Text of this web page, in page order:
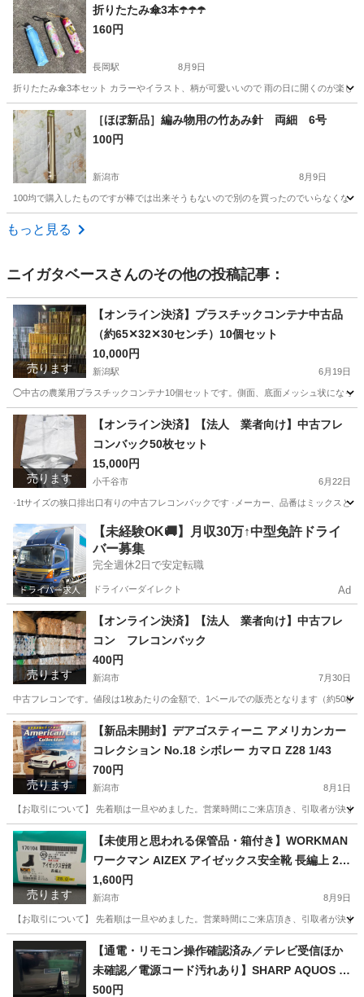
新潟 新潟市 家庭用品
折りたたみ傘3本☂️☂️☂️
160円
長岡駅 8月9日
折りたたみ傘3本セット カラーやイラスト、柄が可愛いいので 雨の日に開くのが楽し
新潟 長岡市 長岡駅 その他
［ほぼ新品］編み物用の竹あみ針 両細 6号
100円
新潟市 8月9日
100均で購入したものですが棒では出来そうもないので別のを買ったのでいらなくな
新潟 新潟市
もっと見る
ニイガタベースさんのその他の投稿記事：
売ります
【オンライン決済】プラスチックコンテナ中古品
（約65✕32✕30センチ）10個セット
10,000円
新潟駅 6月19日
◯中古の農業用プラスチックコンテナ10個セットです。側面、底面メッシュ状になっ
新潟 新潟市 新潟駅 収納家具
売ります
【オンライン決済】【法人 業者向け】中古フレ
コンバック50枚セット
15,000円
小千谷市 6月22日
·1tサイズの狭口排出口有りの中古フレコンバックです ·メーカー、品番はミックスと
新潟 小千谷市 その他 フレコンバック
【未経験OK🚚】月収30万↑中型免許ドライ
バー募集
完全週休2日で安定転職
ドライバーダイレクト Ad
売ります
【オンライン決済】【法人 業者向け】中古フレ
コン フレコンバック
400円
新潟市 7月30日
中古フレコンです。値段は1枚あたりの金額で、1ベールでの販売となります（約50
新潟 新潟市 その他 フレコン
売ります
【新品未開封】デアゴスティーニ アメリカンカー
コレクション No.18 シボレー カマロ Z28 1/43
700円
新潟市 8月1日
【お取引について】 先着順は一旦やめました。営業時間にご来店頂き、引取者が決
新潟 新潟市 ミニカー カマロ
売ります
【未使用と思われる保管品・箱付き】WORKMAN
ワークマン AIZEX アイゼックス安全靴 長編上 28.
0cm EEE ブラック 牛革 本革 JIS T8101 革製S種
合成ゴム底 編み上げ 紐タイプ ハイカット セーフ
ティブーツ 作業靴 工事 建設 工場 現場 52301-32
1,600円
新潟市 8月9日
【お取引について】 先着順は一旦やめました。営業時間にご来店頂き、引取者が決
新潟 新潟市 靴 本革
【通電・リモコン操作確認済み／テレビ受信ほか
未確認／電源コード汚れあり】SHARP AQUOS L
C-20E7 20V型 液晶テレビ 2010年製 本体・純正リ
500円